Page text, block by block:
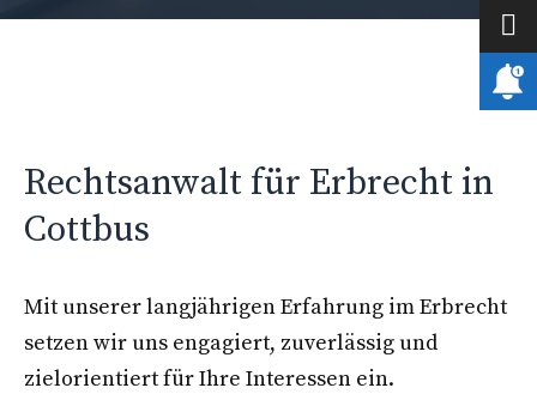
Rechtsanwalt für Erbrecht in
Cottbus
Mit unserer langjährigen Erfahrung im Erbrecht
setzen wir uns engagiert, zuverlässig und
zielorientiert für Ihre Interessen ein.